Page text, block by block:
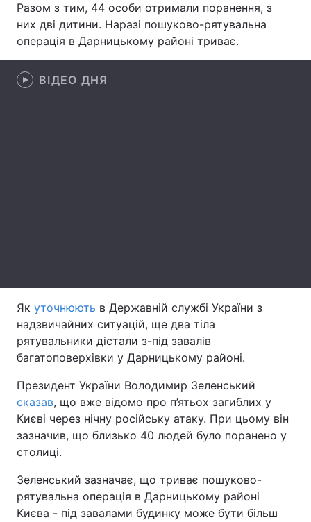
Здоров'я Туризм
Екологія
Тема оформлення
Разом з тим, 44 особи отримали поранення, з
них дві дитини. Наразі пошуково-рятувальна
операція в Дарницькому районі триває.
ВІДЕО ДНЯ
Як уточнюють в Державній службі України з
надзвичайних ситуацій, ще два тіла
рятувальники дістали з-під завалів
багатоповерхівки у Дарницькому районі.
Президент України Володимир Зеленський
сказав, що вже відомо про п’ятьох загиблих у
Києві через нічну російську атаку. При цьому він
зазначив, що близько 40 людей було поранено у
столиці.
Зеленський зазначає, що триває пошуково-
рятувальна операція в Дарницькому районі
Києва - під завалами будинку може бути більш